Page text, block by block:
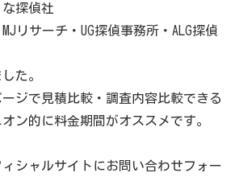
探偵社
リサーチ・UG探偵事務所・ALG探偵
た。
ジで見積比較・調査内容比較できる
ン的に料金期間がオススメです。
シャルサイトにお問い合わせフォー